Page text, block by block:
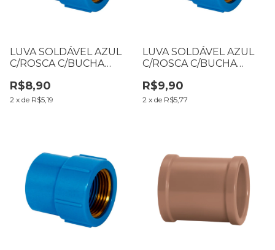
LUVA SOLDÁVEL AZUL
C/ROSCA C/BUCHA
1/2
R$8,90
2 x de R$5,19
LUVA SOLDÁVEL AZUL
C/ROSCA C/BUCHA
R$9,90
2 x de R$5,77